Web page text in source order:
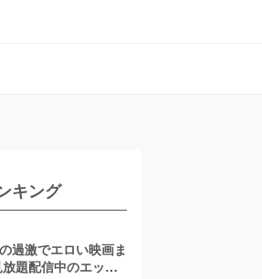
キング
過激でエロい映画ま
題配信中のエッチ